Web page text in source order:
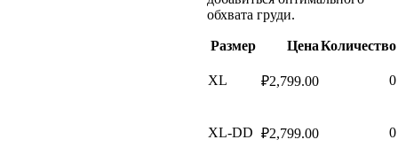
обхвата груди.
Размер ЦенаКоличество
XL ₽2,799.00 0
XL-DD ₽2,799.00 0